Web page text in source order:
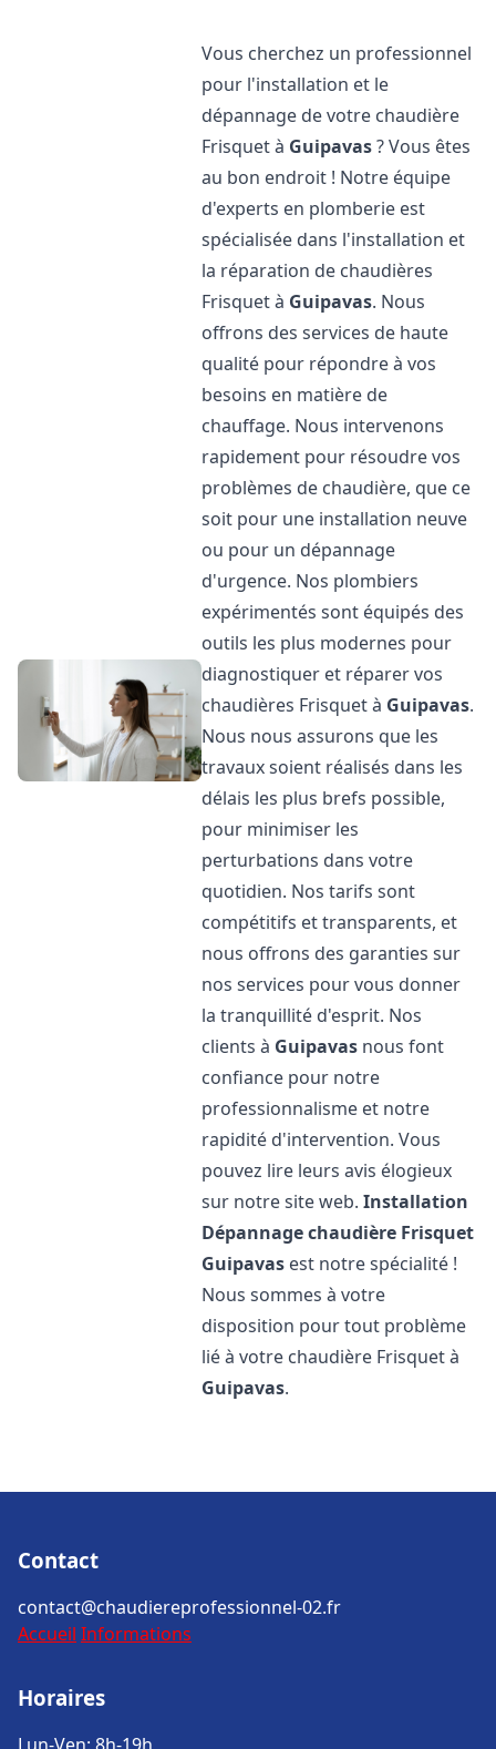
Vous cherchez un professionnel
pour l'installation et le
dépannage de votre chaudière
Frisquet à Guipavas? Vous êtes
au bon endroit ! Notre équipe
d'experts en plomberie est
spécialisée dans l'installation et
la réparation de chaudières
Frisquet à Guipavas. Nous
offrons des services de haute
qualité pour répondre à vos
besoins en matière de
chauffage. Nous intervenons
rapidement pour résoudre vos
problèmes de chaudière, que ce
soit pour une installation neuve
ou pour un dépannage
d'urgence. Nos plombiers
expérimentés sont équipés des
outils les plus modernes pour
diagnostiquer et réparer vos
chaudières Frisquet à Guipavas.
Nous nous assurons que les
travaux soient réalisés dans les
délais les plus brefs possible,
pour minimiser les
perturbations dans votre
quotidien. Nos tarifs sont
compétitifs et transparents, et
nous offrons des garanties sur
nos services pour vous donner
la tranquillité d'esprit. Nos
clients à Guipavas nous font
confiance pour notre
professionnalisme et notre
rapidité d'intervention. Vous
pouvez lire leurs avis élogieux
sur notre site web.Installation
Dépannage chaudière Frisquet
Guipavas est notre spécialité !
Nous sommes à votre
disposition pour tout problème
lié à votre chaudière Frisquet à
Guipavas.
Contact
contact@chaudiereprofessionnel-02.fr
Accueil Informations
Horaires